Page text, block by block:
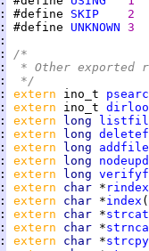
: #define SKIP
: #define UNKNOWN
:
:
/*
:
* Other exported
:
*/
: extern ino_t
: extern ino_t
: extern long
: extern long
: extern long addfile
: extern long
: extern long
: extern char * rindex
: extern char *index
: extern char *strcat
: extern char *
: extern char *strcpy